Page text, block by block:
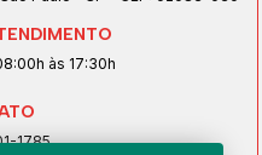
às 17:30h
1785